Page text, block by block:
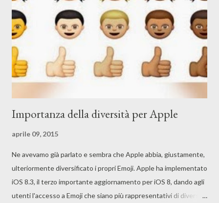
Importanza della diversità per Apple
aprile 09, 2015
Ne avevamo già parlato e sembra che Apple abbia, giustamente,
ulteriormente diversificato i propri Emoji. Apple ha implementato
iOS 8.3, il terzo importante aggiornamento per iOS 8, dando agli
utenti l'accesso a Emoji che siano più rappresentativi di diversi